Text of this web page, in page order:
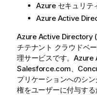
Azure セキュリテ
Azure Active
Azure Active Directory
チテナント クラウドベ
理サービスです。Azure
Salesforce.com、
プリケーションへのシ
権をユーザーに付与す